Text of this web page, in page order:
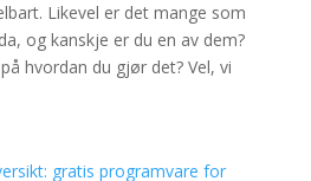
Likevel er det mange som
og kanskje er du en av dem?
hvordan du gjør det? Vel, vi